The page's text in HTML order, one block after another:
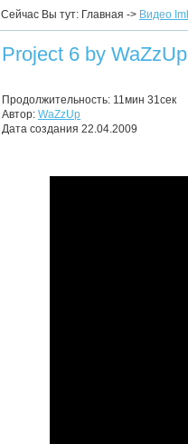
Сейчас Вы тут: Главная -> Видео
Project 6 by WaZzUp
Продолжительность: 11мин 31сек
Автор: WaZzUp
Дата создания 22.04.2009